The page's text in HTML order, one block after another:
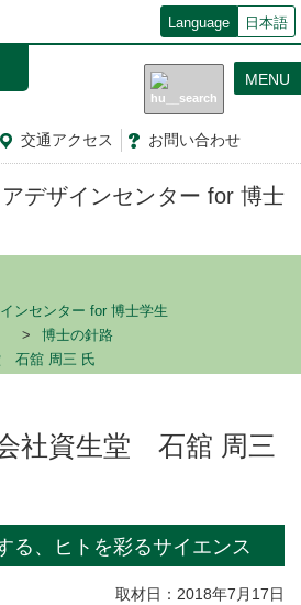
Language 日本語
交通アクセス お問い合わせ
MENU
デザインセンター for 博士
ンセンター for 博士学生
博士の針路
石舘 周三 氏
社資生堂 石舘 周三
る、ヒトを彩るサイエンス
取材日：2018年7月17日